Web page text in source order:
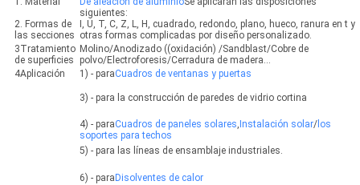
siguientes:
2. Formas de
las secciones
I, U, T, C, Z, L, H, cuadrado, redondo, plano, hueco, ranura en t y
otras formas complicadas por diseño personalizado.
3Tratamiento
de superficies
Molino/Anodizado ((oxidación) /Sandblast/Cobre de
polvo/Electroforesis/Cerradura de madera...
4Aplicación
1) - paraCuadros de ventanas y puertas
3) - para la construcción de paredes de vidrio cortina
4) - paraCuadros de paneles solares, Instalación solar/los
soportes para techos
5) - para las líneas de ensamblaje industriales.
6) - para Disolventes de calor